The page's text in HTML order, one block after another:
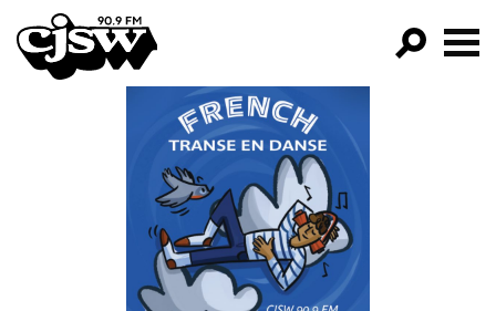
CJSW
PROGRAMS
EPISODES
NEWS